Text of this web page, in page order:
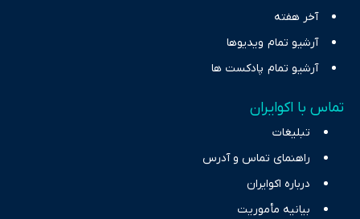
آخر هفته
آرشیو تمام ویدیوها
آرشیو تمام پادکست ها
تماس با اکوایران
تبلیغات
راهنمای تماس و آدرس
درباره اکوایران
بیانیه مأموریت